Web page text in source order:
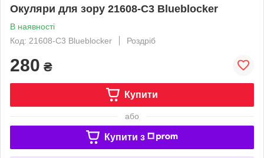
Окуляри для зору 21608-C3 Blueblocker
В наявності
Код: 21608-C3 Blueblocker
Роздріб
280 ₴
Купити
або
Купити з